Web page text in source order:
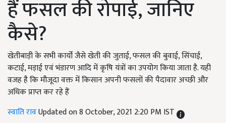
हैं फसल की रोपाई, जानिए
कैसे?
खेतीबाड़ी के सभी कार्यों जैसे खेती की जुताई, फसल की बुवाई, सिंचाई,
कटाई, मड़ाई एवं भंडारण आदि में कृषि यंत्रों का उपयोग किया जाता है. यही
वजह है कि मौजूदा वक्त में किसान अपनी फसलों की पैदावार अच्छी और
अधिक प्राप्त कर रहे हैं
स्वाति रावUpdated on 8 October, 2021 2:20 PM IST